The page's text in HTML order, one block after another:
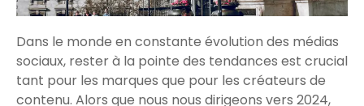
Dans le monde en constante évolution des médias
sociaux, rester à la pointe des tendances est crucial
tant pour les marques que pour les créateurs de
contenu. Alors que nous nous dirigeons vers 2024,